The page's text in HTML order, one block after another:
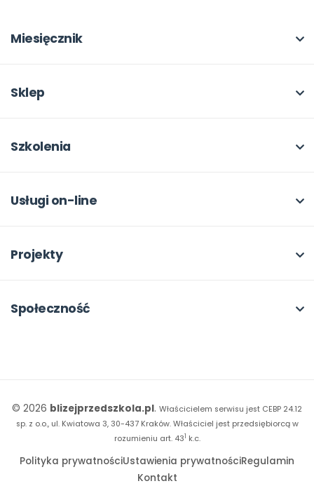
Miesięcznik
W numerze
Pomoce dydaktyczne
Dla autorów
Sklep
Moje zakupy
Odbiory i kontakt
Rabat dla przedszkoli
Szkolenia
Online
Dla rad pedagogicznych
18. FORUM
Usługi on-line
Moja Płytoteka
Kiosk online
Projekty
Kumpelkowo
Dookoła Polski
Sprintem do maratonu
Społeczność
Instagram
© 2026 blizejprzedszkola.pl. Właścicielem serwisu jest CEBP 24.12
sp. z o.o., ul. Kwiatowa 3, 30-437 Kraków.Właściciel jest przedsiębiorcą w
rozumieniu art. 431 k.c.
Polityka prywatnościUstawienia prywatnościRegulamin
Kontakt